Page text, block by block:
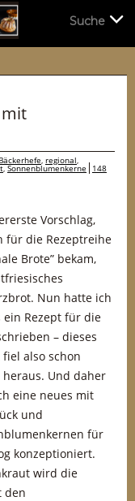
, regional,
,Sonnenblumenkerne 148
Vorschlag,
für die Rezeptreihe
Brote” bekam,
Nun hatte ich
ein Rezept für die
– dieses
fiel also schon
Und daher
eine neues mit
und
für
konzeptioniert.
wird die
den
Suche
Suche